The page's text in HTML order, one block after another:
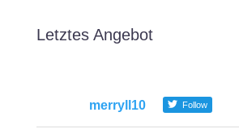
Letztes Angebot
merryll10 Follow